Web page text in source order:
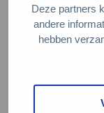
Deze partners
andere
hebben
Servicepunt
Veelgestelde
De Natuur en